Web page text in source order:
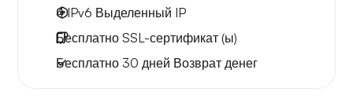
4 IPv6 Выделенный IP
Бесплатно SSL-сертификат (ы)
Бесплатно 30 дней Возврат денег